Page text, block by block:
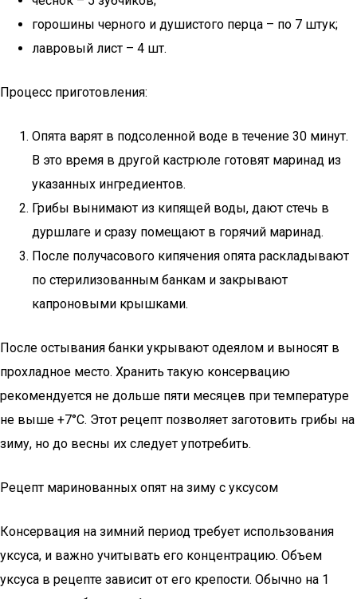
горошины черного и душистого перца – по 7 штук;
лавровый лист – 4 шт.
Процесс приготовления:
Опята варят в подсоленной воде в течение 30 минут.
В это время в другой кастрюле готовят маринад из
указанных ингредиентов.
Грибы вынимают из кипящей воды, дают стечь в
дуршлаге и сразу помещают в горячий маринад.
После получасового кипячения опята раскладывают
по стерилизованным банкам и закрывают
капроновыми крышками.
После остывания банки укрывают одеялом и выносят в
прохладное место. Хранить такую консервацию
рекомендуется не дольше пяти месяцев при температуре
не выше +7°C. Этот рецепт позволяет заготовить грибы на
зиму, но до весны их следует употребить.
Рецепт маринованных опят на зиму с уксусом
Консервация на зимний период требует использования
уксуса, и важно учитывать его концентрацию. Объем
уксуса в рецепте зависит от его крепости. Обычно на 1